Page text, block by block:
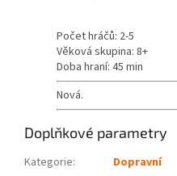
Počet hráčů: 2-5
Věková skupina: 8+
Doba hraní: 45 min
Nová.
Doplňkové parametry
Kategorie:
Dopravní